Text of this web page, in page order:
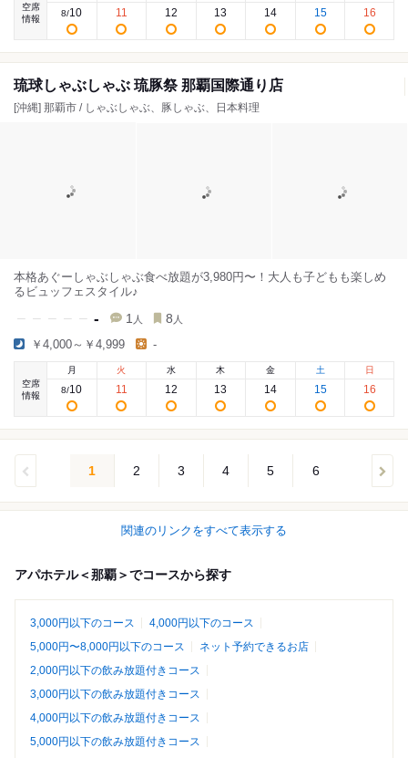
空席
情報
8/10 11 12 13 14 15 16
琉球しゃぶしゃぶ 琉豚祭 那覇国際通り店
[沖縄] 那覇市 / しゃぶしゃぶ、豚しゃぶ、日本料理
本格あぐーしゃぶしゃぶ食べ放題が3,980円〜！大人も子どもも楽しめ
るビュッフェスタイル♪
- 1 人 8 人
￥4,000～￥4,999 -
空席
情報
月
8/10
火
11
水
12
木
13
金
14
土
15
日
16
1 2 3 4 5 6
関連のリンクをすべて表示する
アパホテル＜那覇＞でコースから探す
3,000円以下のコース
4,000円以下のコース
5,000円〜8,000円以下のコース
ネット予約できるお店
2,000円以下の飲み放題付きコース
3,000円以下の飲み放題付きコース
4,000円以下の飲み放題付きコース
5,000円以下の飲み放題付きコース